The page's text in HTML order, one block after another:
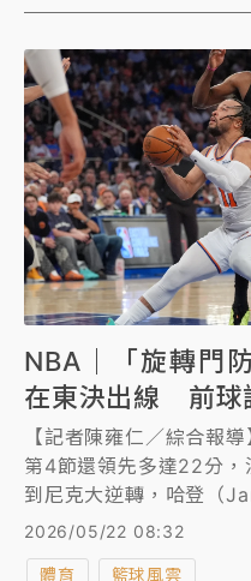
NBA｜「旋轉門
在東決出線 前球
【記者陳雍仁／綜合報
第4節還領先多達22分，
到尼克大逆轉，哈登（
門」的疲軟防守飽受批評
2026/05/22 08:32
體育 籃球風雲